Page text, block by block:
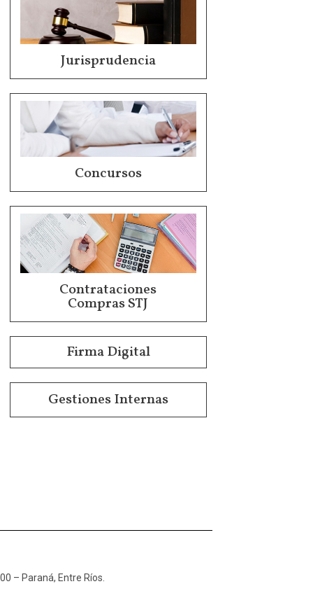
Jurisprudencia
Concursos
Contrataciones
Compras STJ
Firma Digital
Gestiones Internas
– Paraná, Entre Ríos.